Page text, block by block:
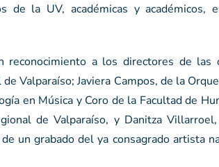
de la UV, académicas y académicos,
a los directores de las
Valparaíso; Javiera Campos, de la
en Música y Coro de la Facultad de
de Valparaíso, y Danitza
un grabado del ya consagrado artista